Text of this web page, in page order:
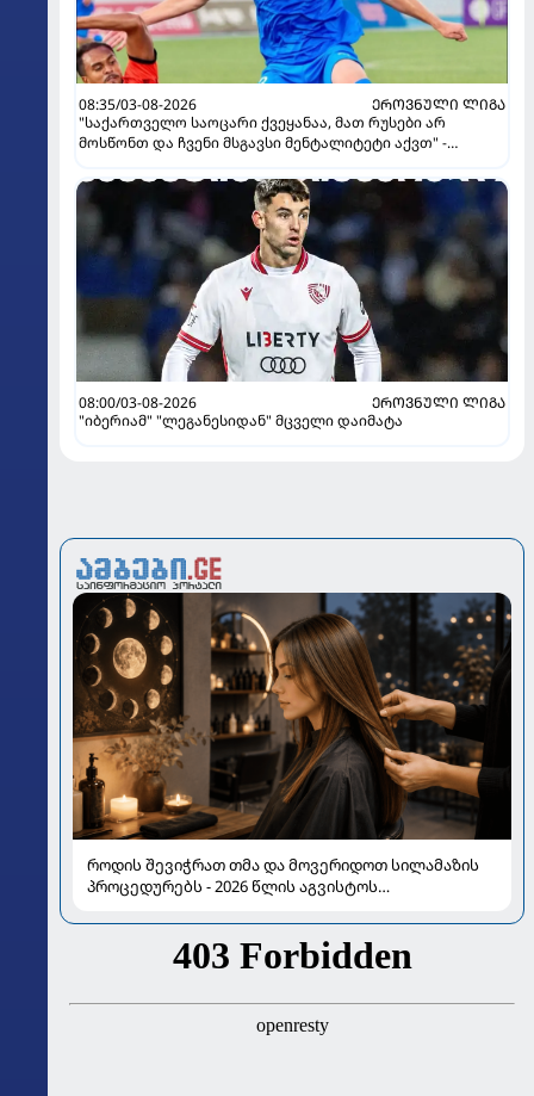
08:35/03-08-2026
ᲔᲠᲝᲕᲜᲣᲚᲘ ᲚᲘᲒᲐ
"საქართველო საოცარი ქვეყანაა, მათ რუსები არ
მოსწონთ და ჩვენი მსგავსი მენტალიტეტი აქვთ" -
08:00/03-08-2026
ᲔᲠᲝᲕᲜᲣᲚᲘ ᲚᲘᲒᲐ
"იბერიამ" "ლეგანესიდან" მცველი დაიმატა
როდის შევიჭრათ თმა და მოვერიდოთ სილამაზის
პროცედურებს - 2026 წლის აგვისტოს